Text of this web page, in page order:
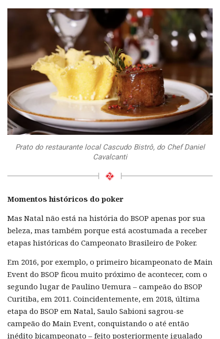
Prato do restaurante local Cascudo Bistrô, do Chef Daniel
Cavalcanti
Momentos históricos do poker
Mas Natal não está na história do BSOP apenas por sua
beleza, mas também porque está acostumada a receber
etapas históricas do Campeonato Brasileiro de Poker.
Em 2016, por exemplo, o primeiro bicampeonato de Main
Event do BSOP ficou muito próximo de acontecer, com o
segundo lugar de Paulino Uemura – campeão do BSOP
Curitiba, em 2011. Coincidentemente, em 2018, última
etapa do BSOP em Natal, Saulo Sabioni sagrou-se
campeão do Main Event, conquistando o até então
inédito bicampeonato – feito posteriormente igualado